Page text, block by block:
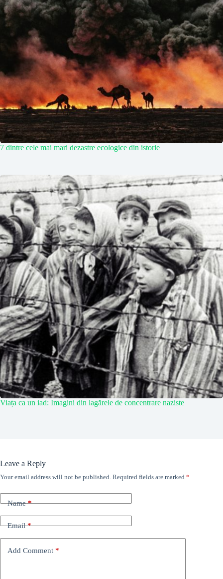
7 dintre cele mai mari dezastre ecologice din istorie
Viața ca un iad: Imagini din lagărele de concentrare naziste
Leave a Reply
Your email address will not be published. Required fields are marked *
Name*
Email*
Add Comment *